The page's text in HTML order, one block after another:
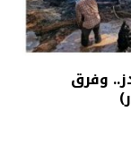
نخلة بأكدز.. وفرق